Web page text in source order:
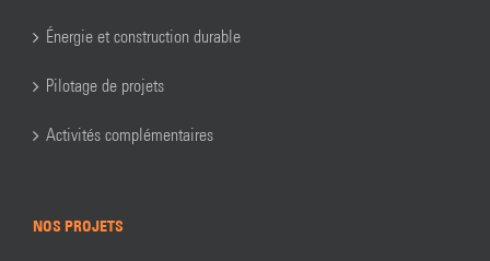
Énergie et construction durable
Pilotage de projets
Activités complémentaires
NOS PROJETS